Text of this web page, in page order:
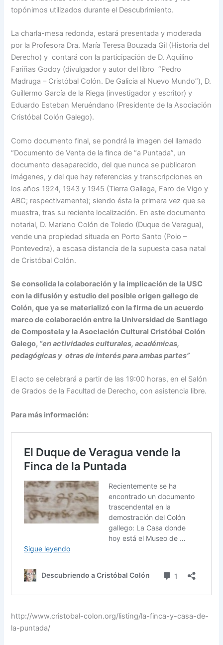
topónimos utilizados durante el Descubrimiento.
La charla-mesa redonda, estará presentada y moderada
por la Profesora Dra. María Teresa Bouzada Gil (Historia del
Derecho) y contará con la participación de D. Aquilino
Fariñas Godoy (divulgador y autor del libro “Pedro
Madruga – Cristóbal Colón. De Galicia al Nuevo Mundo”), D.
Guillermo García de la Riega (investigador y escritor) y
Eduardo Esteban Meruéndano (Presidente de la Asociación
Cristóbal Colón Galego).
Como documento final, se pondrá la imagen del llamado
“Documento de Venta de la finca de “a Puntada”, un
documento desaparecido, del que nunca se publicaron
imágenes, y del que hay referencias y transcripciones en
los años 1924, 1943 y 1945 (Tierra Gallega, Faro de Vigo y
ABC; respectivamente); siendo ésta la primera vez que se
muestra, tras su reciente localización. En este documento
notarial, D. Mariano Colón de Toledo (Duque de Veragua),
vende una propiedad situada en Porto Santo (Poio –
Pontevedra), a escasa distancia de la supuesta casa natal
de Cristóbal Colón.
Se consolida la colaboración y la implicación de la USC
con la difusión y estudio del posible origen gallego de
Colón, que ya se materializó con la firma de un acuerdo
marco de colaboración entre la Universidad de Santiago
de Compostela y la Asociación Cultural Cristóbal Colón
Galego, “en actividades culturales, académicas,
pedagógicas y otras de interés para ambas partes”
El acto se celebrará a partir de las 19:00 horas, en el Salón
de Grados de la Facultad de Derecho, con asistencia libre.
Para más información:
http://www.cristobal-colon.org/listing/la-finca-y-casa-de-
la-puntada/